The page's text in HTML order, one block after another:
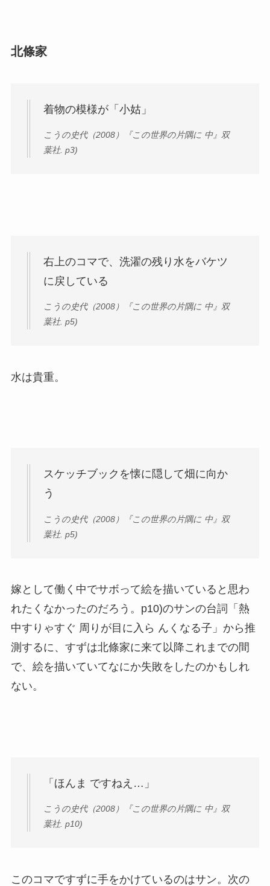
北條家
着物の模様が「小姑」
こうの史代（2008）『この世界の片隅に 中』双
葉社. p3)
右上のコマで、洗濯の残り水をバケツ
に戻している
こうの史代（2008）『この世界の片隅に 中』双
葉社. p5)
水は貴重。
スケッチブックを懐に隠して畑に向か
う
こうの史代（2008）『この世界の片隅に 中』双
葉社. p5)
嫁として働く中でサボって絵を描いていると思わ
れたくなかったのだろう。p10)のサンの台詞「熱
中すりゃすぐ 周りが目に入ら んくなる子」から推
測するに、すずは北條家に来て以降これまでの間
で、絵を描いていてなにか失敗をしたのかもしれ
ない。
「ほんま ですねえ…」
こうの史代（2008）『この世界の片隅に 中』双
葉社. p10)
このコマですずに手をかけているのはサン。次の